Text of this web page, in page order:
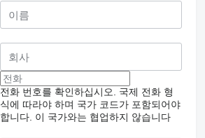
전화 번호를 확인하십시오. 국제 전화 형
식에 따라야 하며 국가 코드가 포함되어야
합니다. 이 국가와는 협업하지 않습니다